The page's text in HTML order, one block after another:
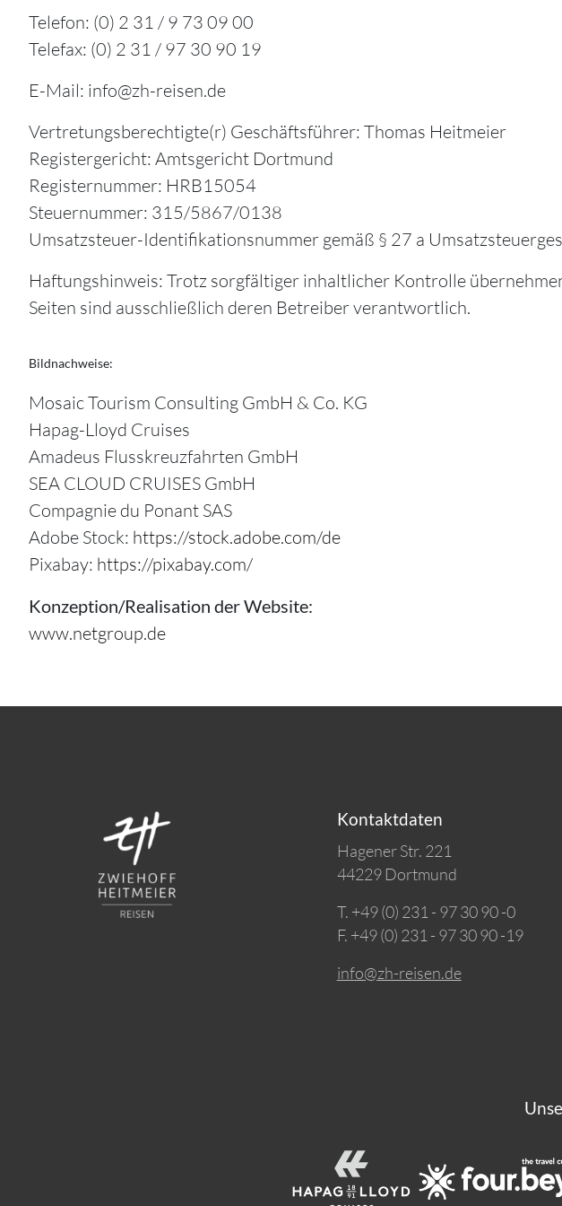
Telefon: (0) 2 31 / 9 73 09 00
Telefax: (0) 2 31 / 97 30 90 19
E-Mail: info@zh-reisen.de
Vertretungsberechtigte(r) Geschäftsführer: Thomas Heitmeier
Registergericht: Amtsgericht Dortmund
Registernummer: HRB15054
Steuernummer: 315/5867/0138
Umsatzsteuer-Identifikationsnummer gemäß § 27 a
Haftungshinweis: Trotz sorgfältiger inhaltlicher Kontrolle
Seiten sind ausschließlich deren Betreiber verantwortlich.
Bildnachweise:
Mosaic Tourism Consulting GmbH & Co. KG
Hapag-Lloyd Cruises
Amadeus Flusskreuzfahrten GmbH
SEA CLOUD CRUISES GmbH
Compagnie du Ponant SAS
Adobe Stock: https://stock.adobe.com/de
Pixabay: https://pixabay.com/
Konzeption/Realisation der Website:
www.netgroup.de
Kontaktdaten
Hagener Str. 221
44229 Dortmund
T. +49 (0) 231 - 97 30 90 -0
F. +49 (0) 231 - 97 30 90 -19
info@zh-reisen.de